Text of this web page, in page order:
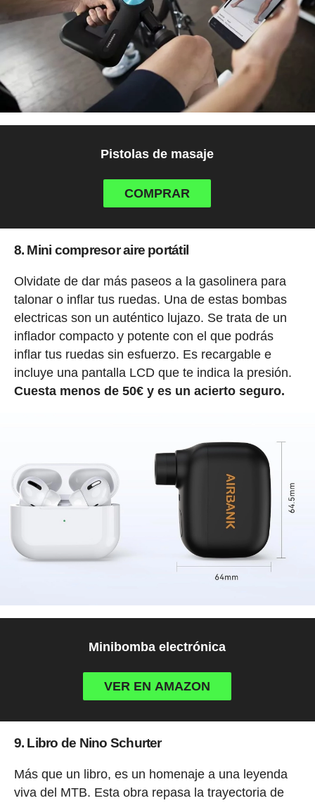
Pistolas de masaje
COMPRAR
8. Mini compresor aire portátil
Olvidate de dar más paseos a la gasolinera para
talonar o inflar tus ruedas. Una de estas bombas
electricas son un auténtico lujazo. Se trata de un
inflador compacto y potente con el que podrás
inflar tus ruedas sin esfuerzo. Es recargable e
incluye una pantalla LCD que te indica la presión.
Cuesta menos de 50€ y es un acierto seguro.
Minibomba electrónica
VER EN AMAZON
9. Libro de Nino Schurter
Más que un libro, es un homenaje a una leyenda
viva del MTB. Esta obra repasa la trayectoria de